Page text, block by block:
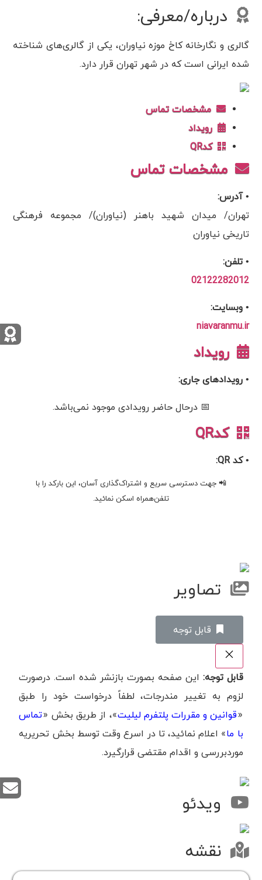
درباره/معرفی:
گالری و نگارخانه کاخ موزه نیاوران، یکی از گالری‌های شناخته
شده ایرانی است که در شهر تهران قرار دارد.
مشخصات تماس
رویداد
کدQR
مشخصات تماس
• آدرس:
تهران/ میدان شهید باهنر (نیاوران)/ مجموعه فرهنگی
تاریخی نیاوران
• تلفن:
02122282012
• وبسایت:
niavaranmu.ir
رویداد
• رویدادهای جاری:
📅 درحال حاضر رویدادی موجود نمی‌باشد.
کدQR
• کد QR:
📲 جهت دسترسی سریع و اشتراک‌گذاری آسان، این بارکد را با
تلفن‌همراه اسکن نمائید.
تصاویر
‌قابل توجه
قابل توجه: این صفحه بصورت بازنشر شده است. درصورت
لزوم به تغییر مندرجات، لطفاً درخواست خود را طبق
«قوانین و مقررات پلتفرم لیلیت»، از طریق بخش «تماس
با ما» اعلام نمائید، تا در اسرع وقت توسط بخش تحریریه
موردبررسی و اقدام مقتضی قرارگیرد.
ویدئو
نقشه